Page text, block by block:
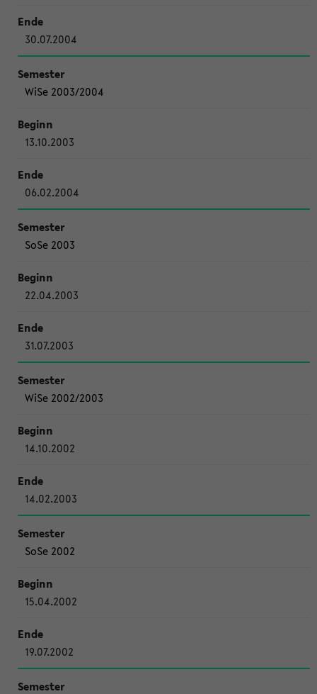
30.07.2004
WiSe 2003/2004
13.10.2003
06.02.2004
SoSe 2003
22.04.2003
31.07.2003
WiSe 2002/2003
14.10.2002
14.02.2003
SoSe 2002
15.04.2002
19.07.2002